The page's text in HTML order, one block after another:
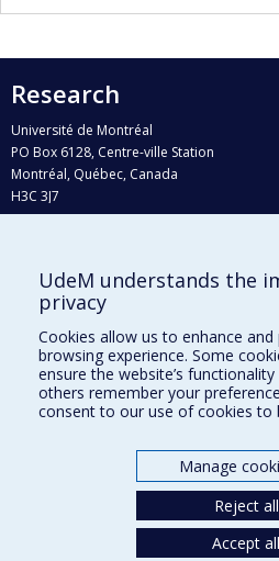
Research
Université de Montréal
PO Box 6128, Centre-ville Station
Montréal, Québec, Canada
H3C 3J7
Who does what?
Find us
Site map
Accessibility
UdeM understands the
privacy
Cookies allow us to enhance
browsing experience. Some
ensure the website’s
others remember your
consent to our use of cookies to
Manage
Reject all
Accept all